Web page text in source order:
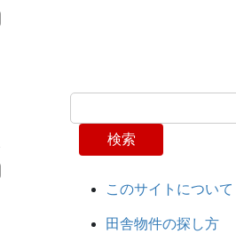
検索
このサイトについて
田舎物件の探し方